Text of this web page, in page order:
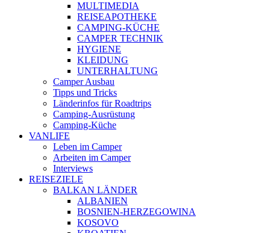
MULTIMEDIA
REISEAPOTHEKE
CAMPING-KÜCHE
CAMPER TECHNIK
HYGIENE
KLEIDUNG
UNTERHALTUNG
Camper Ausbau
Tipps und Tricks
Länderinfos für Roadtrips
Camping-Ausrüstung
Camping-Küche
VANLIFE
Leben im Camper
Arbeiten im Camper
Interviews
REISEZIELE
BALKAN LÄNDER
ALBANIEN
BOSNIEN-HERZEGOWINA
KOSOVO